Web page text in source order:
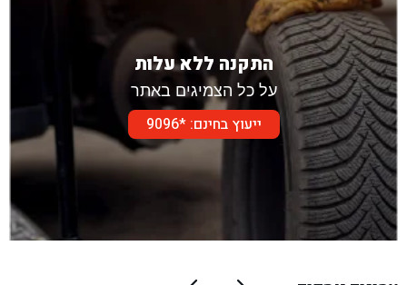
התקנה ללא עלות
על כל הצמיגים באתר
ייעוץ בחינם: *9096